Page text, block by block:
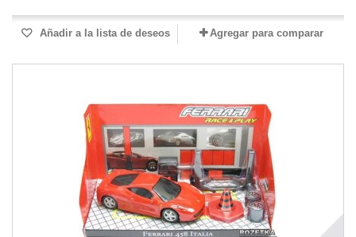
Añadir a la lista de deseos Agregar para comparar